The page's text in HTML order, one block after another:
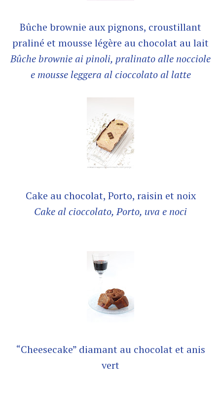
Bûche brownie aux pignons, croustillant
praliné et mousse légère au chocolat au lait
Bûche brownie ai pinoli, pralinato alle nocciole
e mousse leggera al cioccolato al latte
Cake au chocolat, Porto, raisin et noix
Cake al cioccolato, Porto, uva e noci
“Cheesecake” diamant au chocolat et anis
vert